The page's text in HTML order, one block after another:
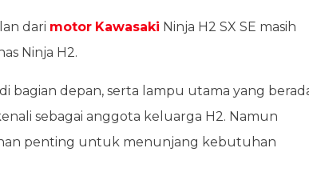
dari motor Kawasaki Ninja H2 SX SE masih
Ninja H2.
bagian depan, serta lampu utama yang
sebagai anggota keluarga H2. Namun
penting untuk menunjang kebutuhan